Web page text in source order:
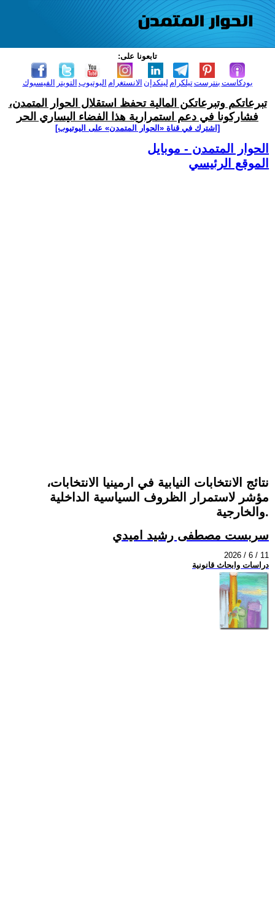
تابعونا على:
الفيسبوك التويتر اليوتيوب الانستغرام لينكدإن تيلكرامبنترست بودكاست
تبرعاتكم وتبرعاتكن المالية تحفظ استقلال الحوار المتمدن،
فشاركونا في دعم استمرارية هذا الفضاء اليساري الحر
[اشترك في قناة ‫«الحوار المتمدن» على اليوتيوب]
الحوار المتمدن - موبايل
الموقع الرئيسي
نتائج الانتخابات النيابية في ارمينيا الانتخابات،
مؤشر لاستمرار الظروف السياسية الداخلية
والخارجية.
سربست مصطفى رشيد اميدي
2026 / 6 / 11
دراسات وابحاث قانونية